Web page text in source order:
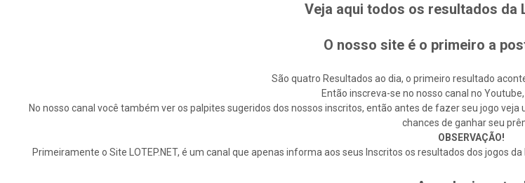
Veja aqui todos os resultados da
O nosso site é o primeiro a
São quatro Resultados ao dia, o primeiro resultado
Então inscreva-se no nosso canal no
No nosso canal você também ver os palpites sugeridos dos nossos inscritos, então antes de fazer seu jogo
chances de ganhar seu
OBSERVAÇÃO!
Primeiramente o Site LOTEP.NET, é um canal que apenas informa aos seus Inscritos os resultados dos jogos